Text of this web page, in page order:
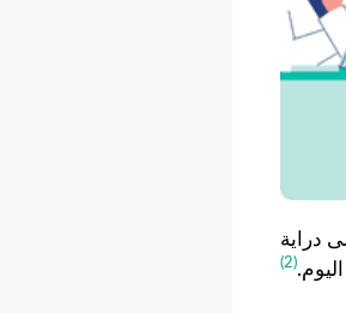
دراية
(2)